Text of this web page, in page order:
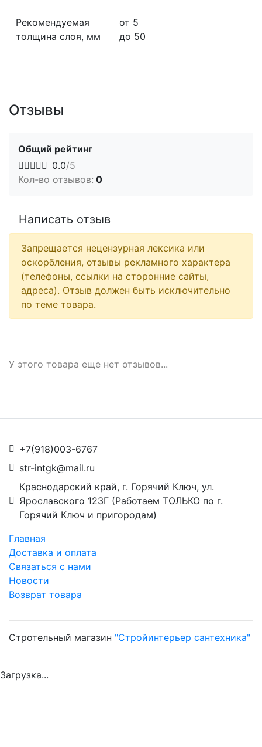
Рекомендуемая
толщина слоя, мм
от 5
до 50
Отзывы
Общий рейтинг
0.0/5
Кол-во отзывов: 0
Написать отзыв
Запрещается нецензурная лексика или
оскорбления, отзывы рекламного характера
(телефоны, ссылки на сторонние сайты,
адреса). Отзыв должен быть исключительно
по теме товара.
У этого товара еще нет отзывов...
+7(918)003-6767
str-intgk@mail.ru
Краснодарский край, г. Горячий Ключ, ул.
Ярославского 123Г (Работаем ТОЛЬКО по г.
Горячий Ключ и пригородам)
Главная
Доставка и оплата
Связаться с нами
Новости
Возврат товара
Стротельный магазин "Стройинтерьер сантехника"
Загрузка...